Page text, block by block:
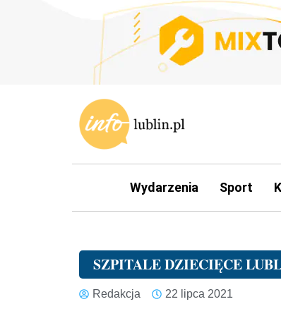
Wydarzenia Sport
SZPITALE DZIECIĘCE
Redakcja 22 lipca 2021